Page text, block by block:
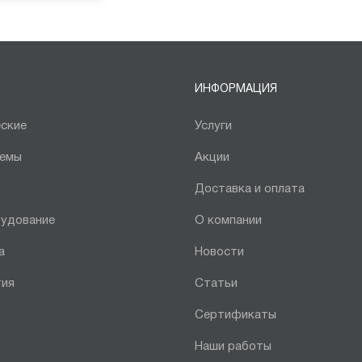
ИНФОРМАЦИЯ
Услуги
Акции
Доставка и оплата
О компании
Новости
Статьи
Сертификаты
Наши работы